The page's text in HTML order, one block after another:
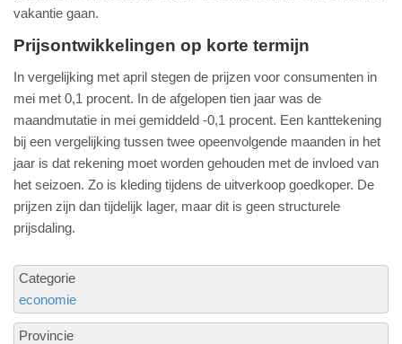
vakantie gaan.
Prijsontwikkelingen op korte termijn
In vergelijking met april stegen de prijzen voor consumenten in
mei met 0,1 procent. In de afgelopen tien jaar was de
maandmutatie in mei gemiddeld -0,1 procent. Een kanttekening
bij een vergelijking tussen twee opeenvolgende maanden in het
jaar is dat rekening moet worden gehouden met de invloed van
het seizoen. Zo is kleding tijdens de uitverkoop goedkoper. De
prijzen zijn dan tijdelijk lager, maar dit is geen structurele
prijsdaling.
Categorie
economie
Provincie